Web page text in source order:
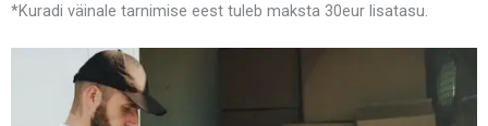
*Kuradi väinale tarnimise eest tuleb maksta 30eur lisatasu.